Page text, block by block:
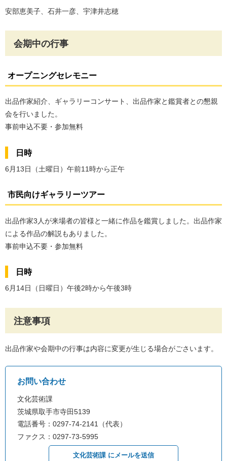
安部恵美子、石井一彦、宇津井志穂
会期中の行事
オープニングセレモニー
出品作家紹介、ギャラリーコンサート、出品作家と鑑賞者との懇親
会を行いました。
事前申込不要・参加無料
日時
6月13日（土曜日）午前11時から正午
市民向けギャラリーツアー
出品作家3人が来場者の皆様と一緒に作品を鑑賞しました。出品作家
による作品の解説もありました。
事前申込不要・参加無料
日時
6月14日（日曜日）午後2時から午後3時
注意事項
出品作家や会期中の行事は内容に変更が生じる場合がごさいます。
お問い合わせ
文化芸術課
茨城県取手市寺田5139
電話番号：0297-74-2141（代表）
ファクス：0297-73-5995
文化芸術課 にメールを送信